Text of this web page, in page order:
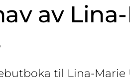
av
til Lina-Marie